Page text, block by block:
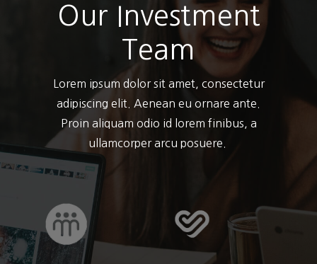
Our Investment
Team
Lorem ipsum dolor sit amet, consectetur
adipiscing elit. Aenean eu ornare ante.
Proin aliquam odio id lorem finibus, a
ullamcorper arcu posuere.